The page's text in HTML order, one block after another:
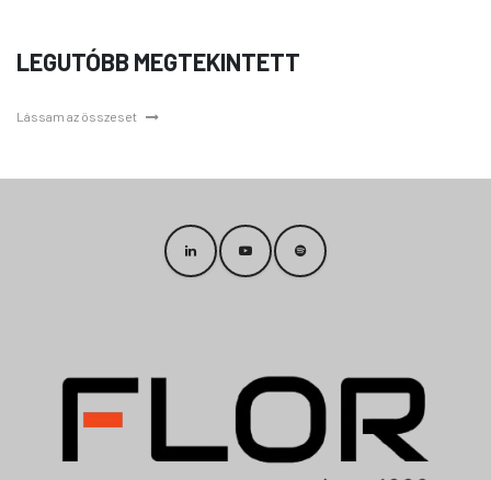
LEGUTÓBB MEGTEKINTETT
Lássam az összeset